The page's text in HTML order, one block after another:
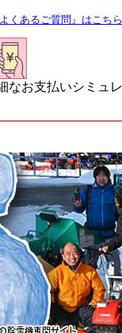
くあるご質問』はこちら
なお支払いシミュレ